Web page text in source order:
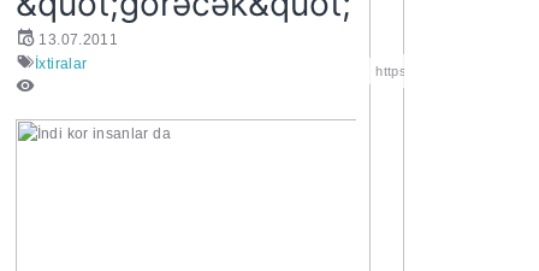
13.07.2011
İxtiralar
https://wa.me/